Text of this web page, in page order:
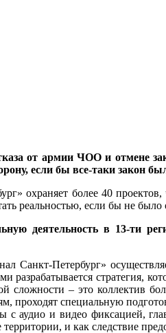
от армии ЧОО и отмене
если бы все-таки закон
охраняет более 40
реальностью, если бы не
деятельность в 13-ти
Петербург»
разрабатывается стратегия,
сложности – это коллектив
проходят специальную
с аудио и видео фиксацией,
и как следствие